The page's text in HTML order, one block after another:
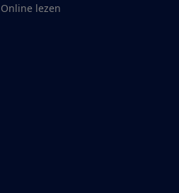
Online lezen